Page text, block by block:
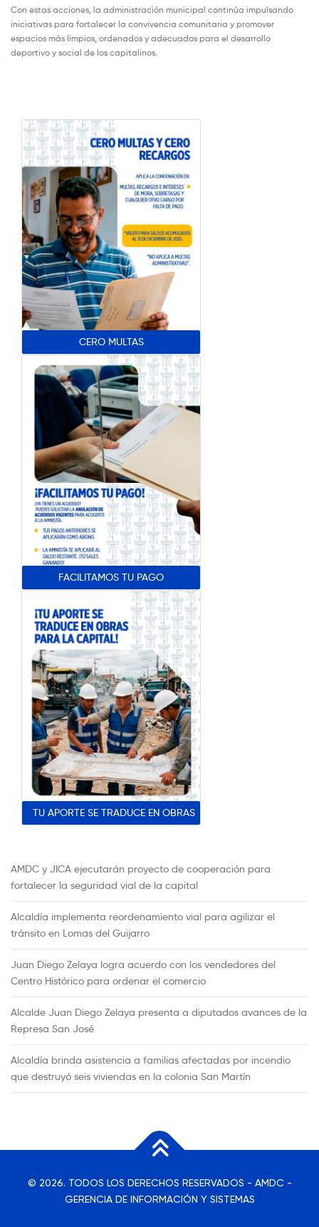
Con estas acciones, la administración municipal continúa impulsando
iniciativas para fortalecer la convivencia comunitaria y promover
espacios más limpios, ordenados y adecuados para el desarrollo
deportivo y social de los capitalinos.
CERO MULTAS
FACILITAMOS TU PAGO
TU APORTE SE TRADUCE EN OBRAS
AMDC y JICA ejecutarán proyecto de cooperación para
fortalecer la seguridad vial de la capital
Alcaldía implementa reordenamiento vial para agilizar el
tránsito en Lomas del Guijarro
Juan Diego Zelaya logra acuerdo con los vendedores del
Centro Histórico para ordenar el comercio
Alcalde Juan Diego Zelaya presenta a diputados avances de la
Represa San José
Alcaldía brinda asistencia a familias afectadas por incendio
que destruyó seis viviendas en la colonia San Martín
© 2026. TODOS LOS DERECHOS RESERVADOS - AMDC -
GERENCIA DE INFORMACIÓN Y SISTEMAS